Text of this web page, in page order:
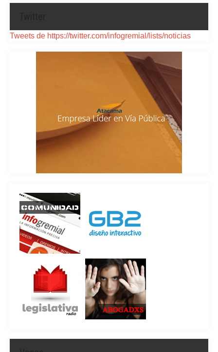
Tweets de https://twitter.com/infogremial/lists/noticias